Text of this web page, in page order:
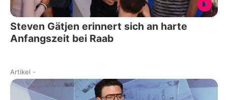
Steven Gätjen erinnert sich an harte
Anfangszeit bei Raab
Artikel -